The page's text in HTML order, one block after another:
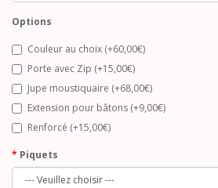
Options
Couleur au choix (+60,00€)
Porte avec Zip (+15,00€)
Jupe moustiquaire (+68,00€)
Extension pour bâtons (+9,00€)
Renforcé (+15,00€)
Piquets